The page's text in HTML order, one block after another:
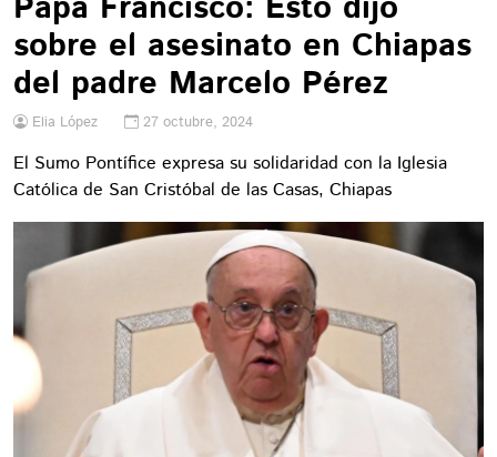
sobre el asesinato en Chiapas
del padre Marcelo Pérez
Elia López 27 octubre, 2024
El Sumo Pontífice expresa su solidaridad con la Iglesia
Católica de San Cristóbal de las Casas, Chiapas